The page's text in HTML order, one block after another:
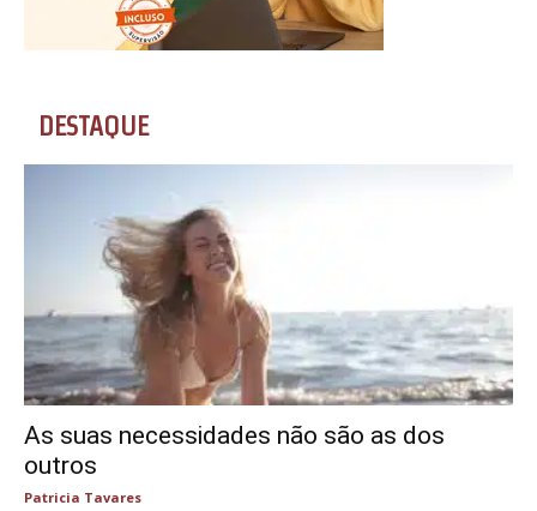
DESTAQUE
As suas necessidades não são as dos
outros
Patricia Tavares